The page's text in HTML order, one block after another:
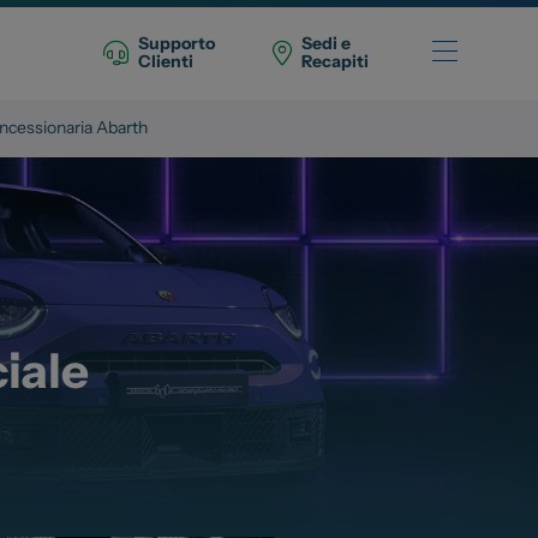
Supporto
Clienti
Sedi e
Recapiti
Abarth
Telefono Vendita
011 22 51 711
Telefono Officina
011 22 51 737
spazio@spaziogroup.com